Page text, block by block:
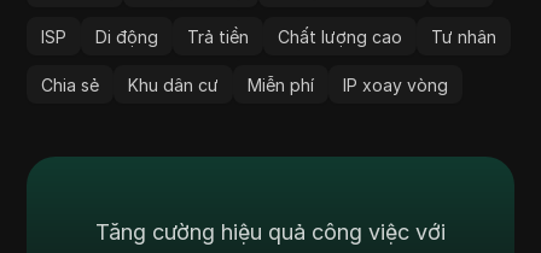
ISP Di động Trả tiền Chất lượng cao Tư nhân
Chia sẻ Khu dân cư Miễn phí IP xoay vòng
Tăng cường hiệu quả công việc với